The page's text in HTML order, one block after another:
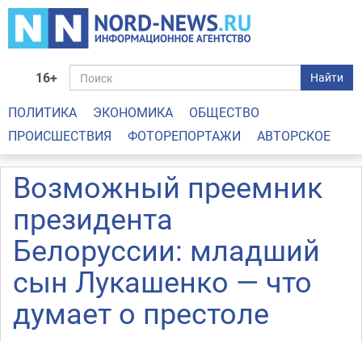
16+ Найти
ПОЛИТИКА ЭКОНОМИКА
ОБЩЕСТВО
ПРОИСШЕСТВИЯ
ФОТОРЕПОРТАЖИ АВТОРСКОЕ
Возможный преемник
президента
Белоруссии: младший
сын Лукашенко — что
думает о престоле